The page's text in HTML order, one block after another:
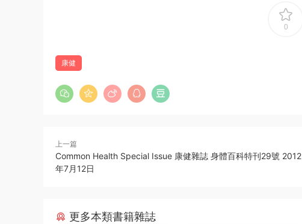
0
康健
上一篇
Common Health Special Issue 康健雜誌 身體百科特刊29號 2012
年7月12日
更多本類書籍雜誌